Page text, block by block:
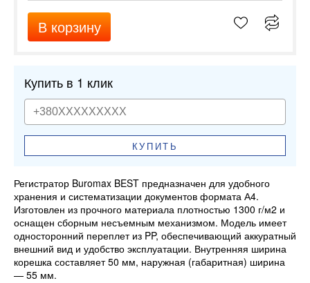
В корзину
Купить в 1 клик
КУПИТЬ
Регистратор Buromax BEST предназначен для удобного
хранения и систематизации документов формата А4.
Изготовлен из прочного материала плотностью 1300 г/м2 и
оснащен сборным несъемным механизмом. Модель имеет
односторонний переплет из PP, обеспечивающий аккуратный
внешний вид и удобство эксплуатации. Внутренняя ширина
корешка составляет 50 мм, наружная (габаритная) ширина
— 55 мм.